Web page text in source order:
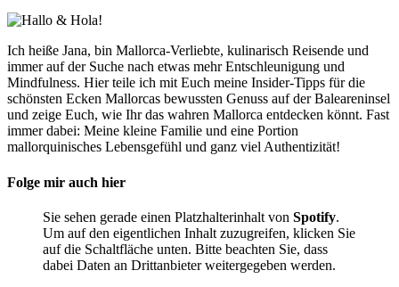
Ich heiße Jana, bin Mallorca-Verliebte, kulinarisch Reisende und
immer auf der Suche nach etwas mehr Entschleunigung und
Mindfulness. Hier teile ich mit Euch meine Insider-Tipps für die
schönsten Ecken Mallorcas bewussten Genuss auf der Baleareninsel
und zeige Euch, wie Ihr das wahren Mallorca entdecken könnt. Fast
immer dabei: Meine kleine Familie und eine Portion
mallorquinisches Lebensgefühl und ganz viel Authentizität!
Folge mir auch hier
Sie sehen gerade einen Platzhalterinhalt von Spotify.
Um auf den eigentlichen Inhalt zuzugreifen, klicken Sie
auf die Schaltfläche unten. Bitte beachten Sie, dass
dabei Daten an Drittanbieter weitergegeben werden.